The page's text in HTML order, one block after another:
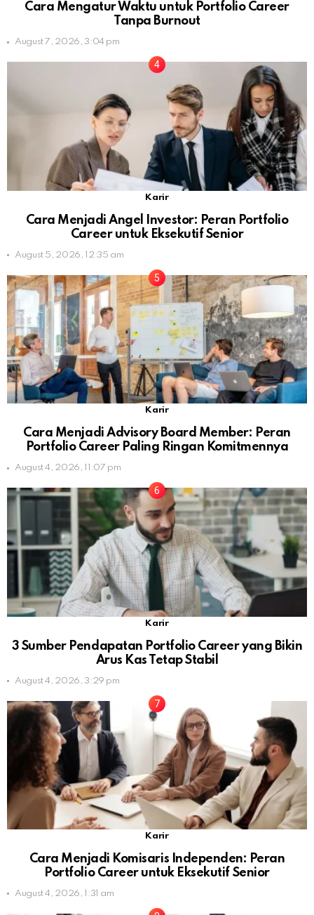
Cara Mengatur Waktu untuk Portfolio Career
Tanpa Burnout
August 7, 2026, 3:04 pm
Karir
Cara Menjadi Angel Investor: Peran Portfolio
Career untuk Eksekutif Senior
August 5, 2026, 12:35 am
Karir
Cara Menjadi Advisory Board Member: Peran
Portfolio Career Paling Ringan Komitmennya
August 4, 2026, 11:07 pm
Karir
3 Sumber Pendapatan Portfolio Career yang Bikin
Arus Kas Tetap Stabil
August 4, 2026, 3:29 pm
Karir
Cara Menjadi Komisaris Independen: Peran
Portfolio Career untuk Eksekutif Senior
August 4, 2026, 1:31 am